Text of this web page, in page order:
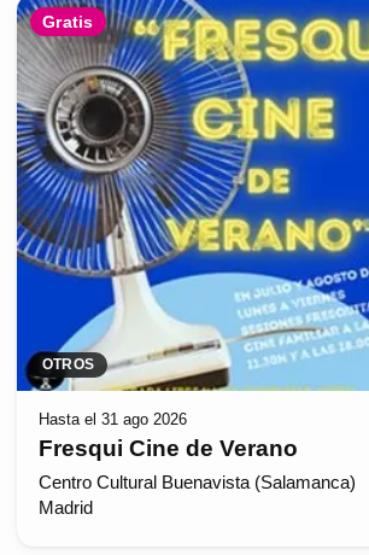
Gratis
OTROS
Hasta el 31 ago 2026
Fresqui Cine de Verano
Centro Cultural Buenavista (Salamanca)
Madrid